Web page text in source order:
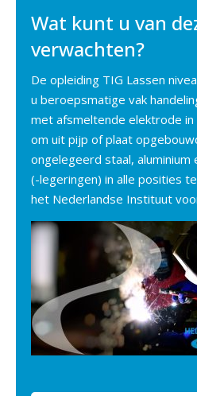
Wat kunt u van
verwachten?
De opleiding TIG Lassen
u beroepsmatige vak
met afsmeltende elektrode
om uit pijp of plaat
ongelegeerd staal, aluminium
(-legeringen) in alle posities
het Nederlandse Instituut